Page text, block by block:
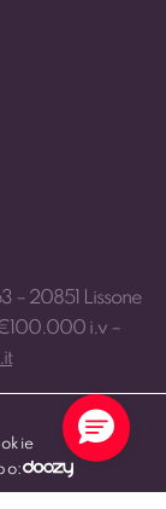
– 20851 Lissone
i.v –